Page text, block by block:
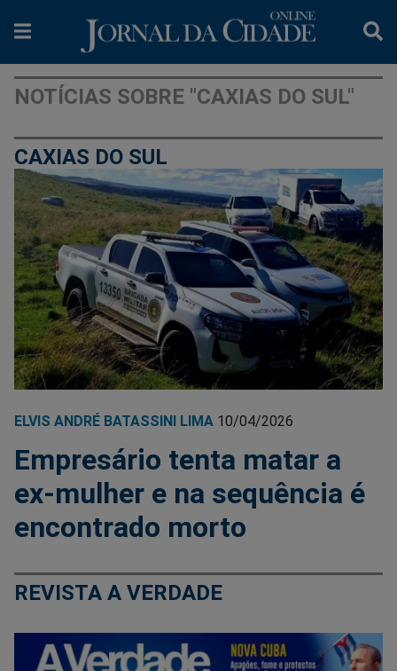
NOTÍCIAS SOBRE "CAXIAS DO SUL"
CAXIAS DO SUL
ELVIS ANDRÉ BATASSINI LIMA 10/04/2026
Empresário tenta matar a
ex-mulher e na sequência é
encontrado morto
REVISTA A VERDADE